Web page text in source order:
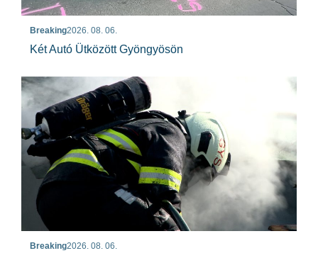
Breaking2026. 08. 06.
Két Autó Ütközött Gyöngyösön
Breaking2026. 08. 06.